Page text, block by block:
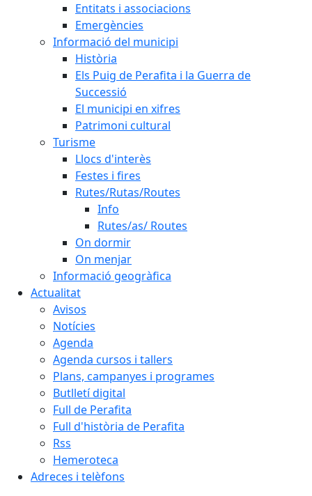
Entitats i associacions
Emergències
Informació del municipi
Història
Els Puig de Perafita i la Guerra de
Successió
El municipi en xifres
Patrimoni cultural
Turisme
Llocs d'interès
Festes i fires
Rutes/Rutas/Routes
Info
Rutes/as/ Routes
On dormir
On menjar
Informació geogràfica
Actualitat
Avisos
Notícies
Agenda
Agenda cursos i tallers
Plans, campanyes i programes
Butlletí digital
Full de Perafita
Full d'història de Perafita
Rss
Hemeroteca
Adreces i telèfons